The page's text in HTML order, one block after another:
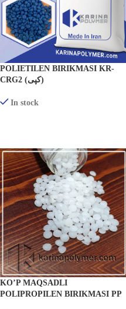
POLIETILEN BIRIKMASI KR-
CRG2 (کپی)
In stock
KO’P MAQSADLI
POLIPROPILEN BIRIKMASI PP